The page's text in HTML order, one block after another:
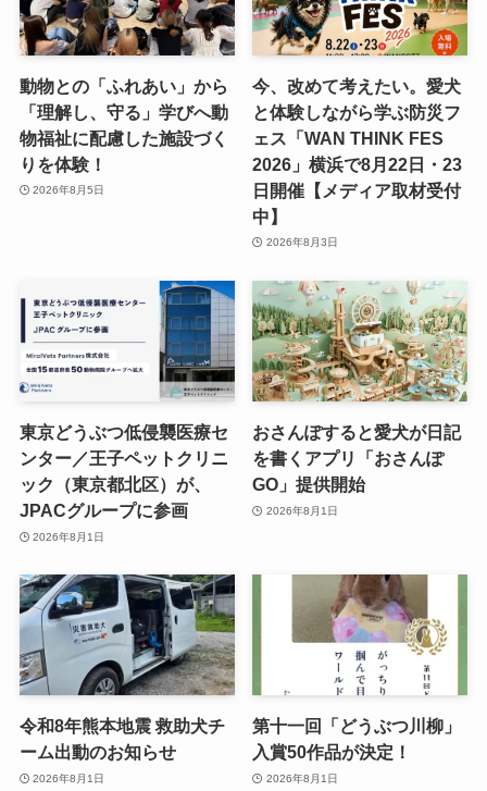
動物との「ふれあい」から
「理解し、守る」学びへ動
物福祉に配慮した施設づく
りを体験！
2026年8月5日
今、改めて考えたい。愛犬
と体験しながら学ぶ防災フ
ェス「WAN THINK FES
2026」横浜で8月22日・23
日開催【メディア取材受付
中】
2026年8月3日
東京どうぶつ低侵襲医療セ
ンター／王子ペットクリニ
ック（東京都北区）が、
JPACグループに参画
2026年8月1日
おさんぽすると愛犬が日記
を書くアプリ「おさんぽ
GO」提供開始
2026年8月1日
令和8年熊本地震 救助犬チ
ーム出動のお知らせ
2026年8月1日
第十一回「どうぶつ川柳」
入賞50作品が決定！
2026年8月1日